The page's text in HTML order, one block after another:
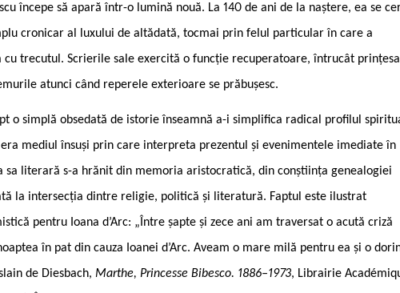
începe să apară într-o lumină nouă. La 140 de ani de la naștere, ea se
cronicar al luxului de altădată, tocmai prin felul particular în care a
trecutul. Scrierile sale exercită o funcție recuperatoare, întrucât prințesa
atunci când reperele exterioare se prăbușesc.
o simplă obsedată de istorie înseamnă a-i simplifica radical profilul
mediul însuși prin care interpreta prezentul și evenimentele imediate în
sa literară s-a hrănit din memoria aristocratică, din conștiința genealogiei
la intersecția dintre religie, politică și literatură. Faptul este ilustrat
pentru Ioana d’Arc: „Între șapte și zece ani am traversat o acută criză
în pat din cauza Ioanei d’Arc. Aveam o mare milă pentru ea și o
de Diesbach, Marthe, Princesse Bibesco. 1886–1973, Librairie